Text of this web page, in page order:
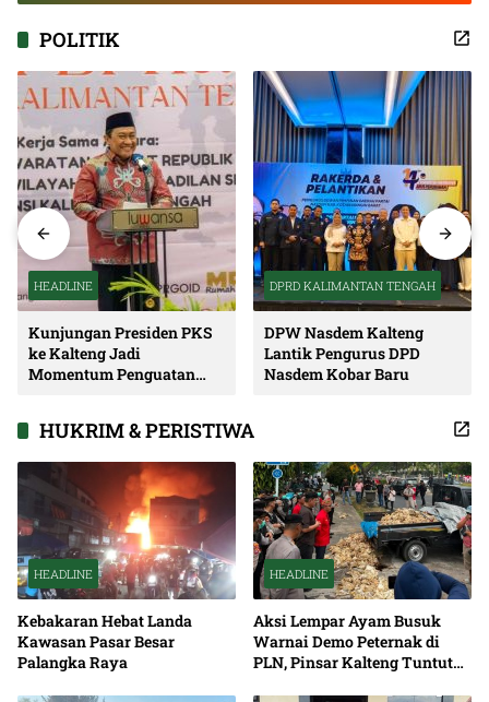
POLITIK
HEADLINE
Kunjungan Presiden PKS
ke Kalteng Jadi
Momentum Penguatan
DPRD KALIMANTAN TENGAH
DPW Nasdem Kalteng
Lantik Pengurus DPD
Nasdem Kobar Baru
HUKRIM & PERISTIWA
HEADLINE
Kebakaran Hebat Landa
Kawasan Pasar Besar
Palangka Raya
HEADLINE
Aksi Lempar Ayam Busuk
Warnai Demo Peternak di
PLN, Pinsar Kalteng Tuntut